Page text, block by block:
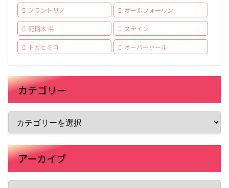
グラントリノ オールフォーワン
死柄木 弔 ステイン
トガヒミコ オーバーホール
カテゴリー
アーカイブ